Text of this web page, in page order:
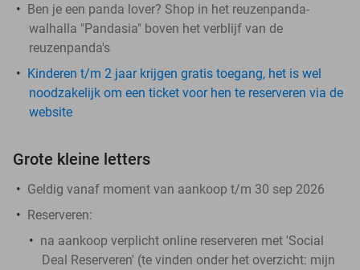
Ben je een panda lover? Shop in het reuzenpanda-
walhalla "Pandasia" boven het verblijf van de
reuzenpanda's
Kinderen t/m 2 jaar krijgen gratis toegang, het is wel
noodzakelijk om een ticket voor hen te reserveren via de
website
Grote kleine letters
Geldig vanaf moment van aankoop t/m 30 sep 2026
Reserveren:
na aankoop verplicht online reserveren met 'Social
Deal Reserveren' (te vinden onder het overzicht: mijn